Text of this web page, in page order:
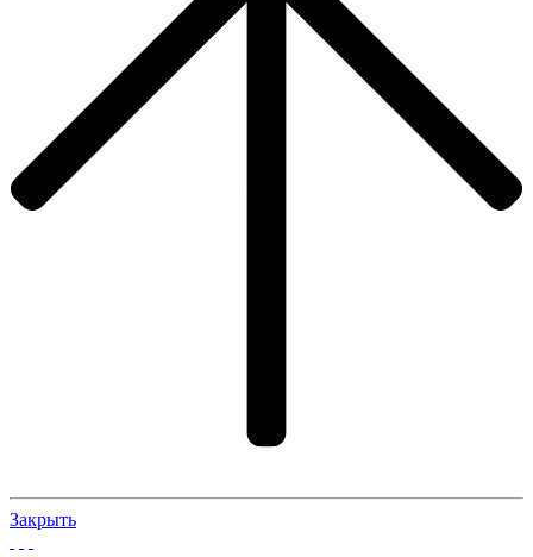
Закрыть